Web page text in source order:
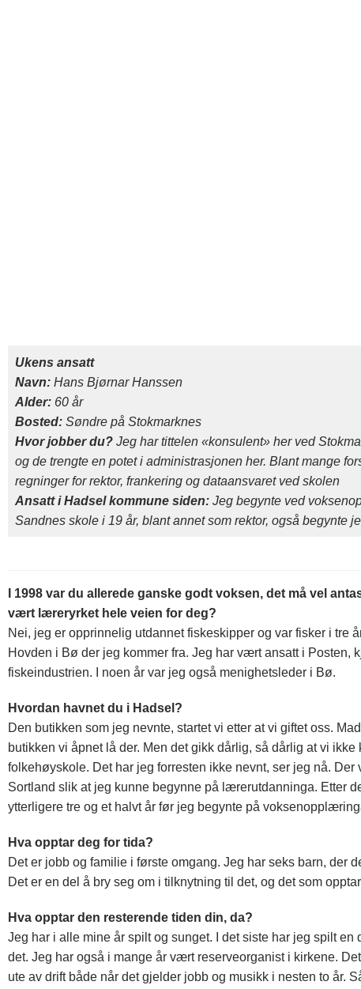
Ukens ansatt
Navn: Hans Bjørnar Hanssen
Alder: 60 år
Bosted: Søndre på Stokmarknes
Hvor jobber du? Jeg har tittelen «konsulent» her ved
og de trengte en potet i administrasjonen her. Blant mange
regninger for rektor, frankering og dataansvaret ved skolen
Ansatt i Hadsel kommune siden: Jeg begynte ved
Sandnes skole i 19 år, blant annet som rektor, også begynte
I 1998 var du allerede ganske godt voksen, det må vel
vært læreryrket hele veien for deg?
Nei, jeg er opprinnelig utdannet fiskeskipper og var fisker i tre
Hovden i Bø der jeg kommer fra. Jeg har vært ansatt i Posten,
fiskeindustrien. I noen år var jeg også menighetsleder i Bø.
Hvordan havnet du i Hadsel?
Den butikken som jeg nevnte, startet vi etter at vi giftet oss.
butikken vi åpnet lå der. Men det gikk dårlig, så dårlig at vi
folkehøyskole. Det har jeg forresten ikke nevnt, ser jeg nå.
Sortland slik at jeg kunne begynne på lærerutdanninga. Etter
ytterligere tre og et halvt år før jeg begynte på
Hva opptar deg for tida?
Det er jobb og familie i første omgang. Jeg har seks barn, der
Det er en del å bry seg om i tilknytning til det, og det som
Hva opptar den resterende tiden din, da?
Jeg har i alle mine år spilt og sunget. I det siste har jeg spilt
det. Jeg har også i mange år vært reserveorganist i kirkene.
ute av drift både når det gjelder jobb og musikk i nesten to år.